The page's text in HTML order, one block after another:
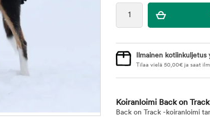
Ilmainen kotiinkuljetus
Tilaa vielä 50,00€ ja saat
Koiranloimi Back on Track
Back on Track -koiranloimi